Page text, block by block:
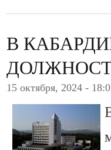
В
15 октября, 2024 -